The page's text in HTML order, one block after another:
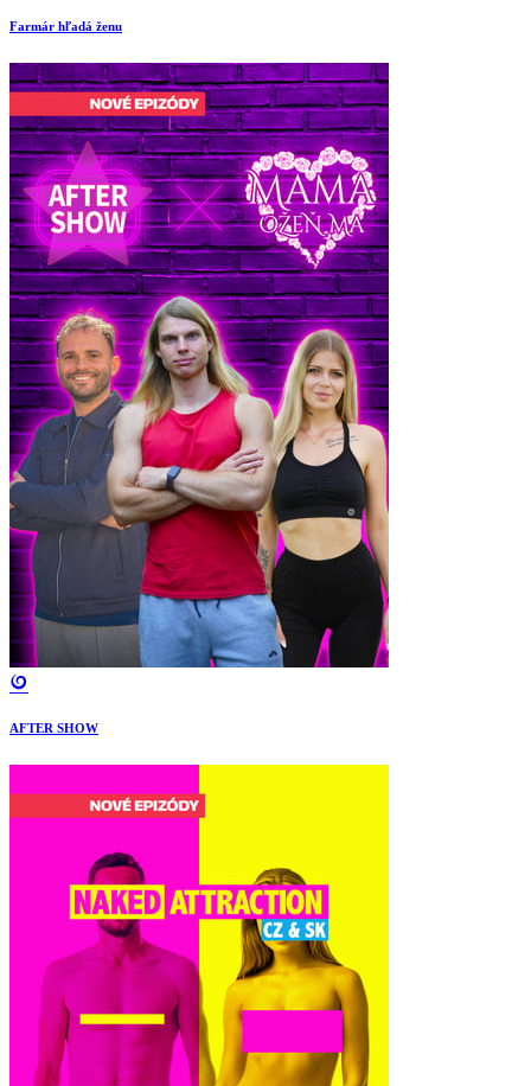
Farmár hľadá ženu
AFTER SHOW